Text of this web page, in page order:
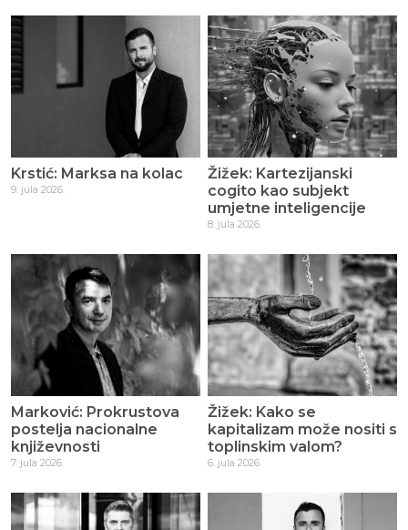
Krstić: Marksa na kolac
9. jula 2026.
Žižek: Kartezijanski
cogito kao subjekt
umjetne inteligencije
8. jula 2026.
Marković: Prokrustova
postelja nacionalne
književnosti
7. jula 2026.
Žižek: Kako se
kapitalizam može nositi s
toplinskim valom?
6. jula 2026.